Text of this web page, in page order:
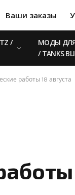
Ваши заказы
/
МОДЫ ДЛЯ
/ TANKS
работы 18 августа